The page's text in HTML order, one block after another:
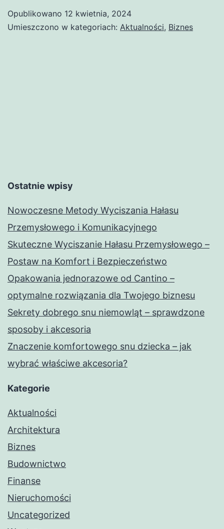
Opublikowano 12 kwietnia, 2024
Umieszczono w kategoriach: Aktualności, Biznes
Ostatnie wpisy
Nowoczesne Metody Wyciszania Hałasu
Przemysłowego i Komunikacyjnego
Skuteczne Wyciszanie Hałasu Przemysłowego –
Postaw na Komfort i Bezpieczeństwo
Opakowania jednorazowe od Cantino –
optymalne rozwiązania dla Twojego biznesu
Sekrety dobrego snu niemowląt – sprawdzone
sposoby i akcesoria
Znaczenie komfortowego snu dziecka – jak
wybrać właściwe akcesoria?
Kategorie
Aktualności
Architektura
Biznes
Budownictwo
Finanse
Nieruchomości
Uncategorized